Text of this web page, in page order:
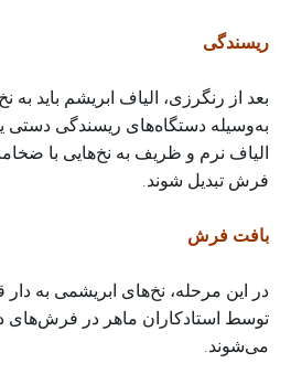
ریسندگی
بعد از رنگرزی، الیاف ابریشم باید به
به‌وسیله دستگاه‌های ریسندگی دستی
الیاف نرم و ظریف به نخ‌هایی با
فرش تبدیل شوند.
بافت فرش
در این مرحله، نخ‌های ابریشمی به
توسط استادکاران ماهر در فرش‌های
می‌شوند.